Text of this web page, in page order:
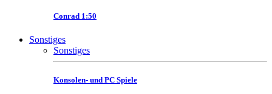
Conrad 1:50
Sonstiges
Sonstiges
Konsolen- und PC Spiele